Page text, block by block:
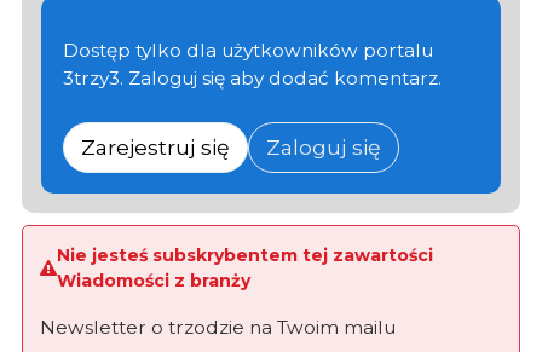
Dostęp tylko dla użytkowników portalu
3trzy3. Zaloguj się aby dodać komentarz.
Zarejestruj się Zaloguj się
Nie jesteś subskrybentem tej zawartości
Wiadomości z branży
Newsletter o trzodzie na Twoim mailu